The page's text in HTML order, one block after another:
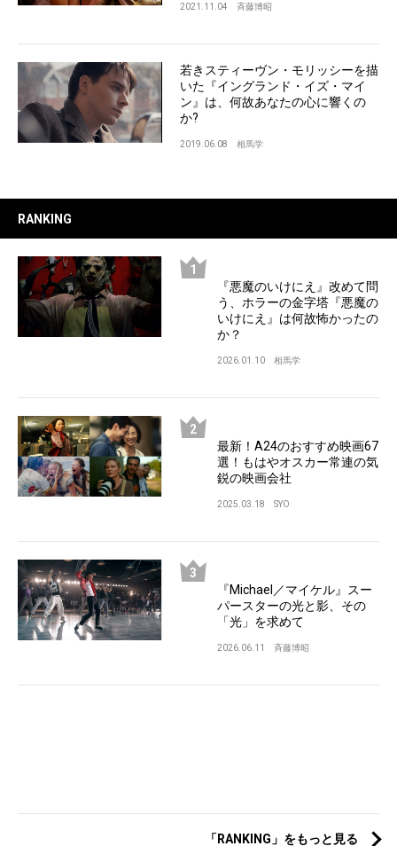
2021.11.04 斉藤博昭
若きスティーヴン・モリッシーを描
いた『イングランド・イズ・マイ
ン』は、何故あなたの心に響くの
か?
2019.06.08 相馬学
RANKING
『悪魔のいけにえ』改めて問
う、ホラーの金字塔『悪魔の
いけにえ』は何故怖かったの
か？
2026.01.10 相馬学
最新！A24のおすすめ映画67
選！もはやオスカー常連の気
鋭の映画会社
2025.03.18 SYO
『Michael／マイケル』スー
パースターの光と影、その
「光」を求めて
2026.06.11 斉藤博昭
「RANKING」をもっと見る